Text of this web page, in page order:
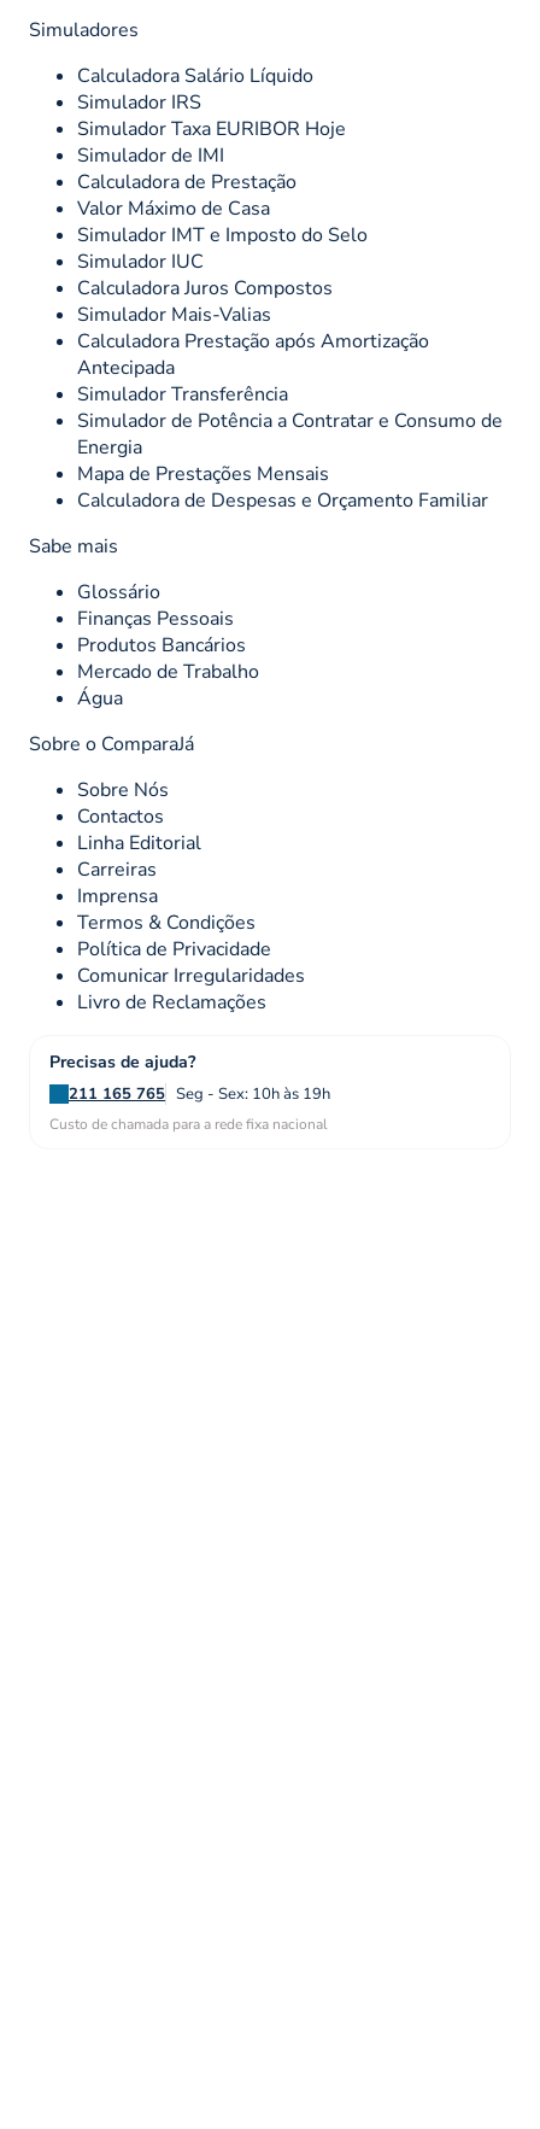
Simuladores
Calculadora Salário Líquido
Simulador IRS
Simulador Taxa EURIBOR Hoje
Simulador de IMI
Calculadora de Prestação
Valor Máximo de Casa
Simulador IMT e Imposto do Selo
Simulador IUC
Calculadora Juros Compostos
Simulador Mais-Valias
Calculadora Prestação após Amortização
Antecipada
Simulador Transferência
Simulador de Potência a Contratar e Consumo de
Energia
Mapa de Prestações Mensais
Calculadora de Despesas e Orçamento Familiar
Sabe mais
Glossário
Finanças Pessoais
Produtos Bancários
Mercado de Trabalho
Água
Sobre o ComparaJá
Sobre Nós
Contactos
Linha Editorial
Carreiras
Imprensa
Termos & Condições
Política de Privacidade
Comunicar Irregularidades
Livro de Reclamações
Precisas de ajuda?
211 165 765 Seg - Sex: 10h às 19h
Custo de chamada para a rede fixa nacional